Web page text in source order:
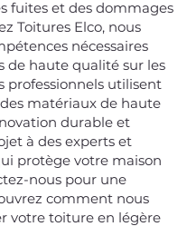
fuites et des dommages
Toitures Elco, nous
nécessaires
de haute qualité sur les
professionnels utilisent
matériaux de haute
durable et
à des experts et
protège votre maison
nous pour une
comment nous
votre toiture en légère